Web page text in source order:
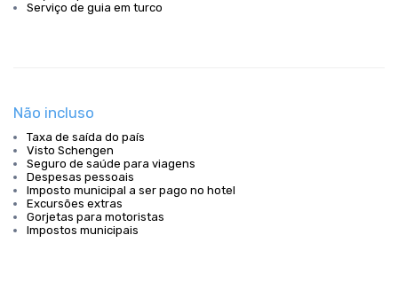
Serviço de guia em turco
Não incluso
Taxa de saída do país
Visto Schengen
Seguro de saúde para viagens
Despesas pessoais
Imposto municipal a ser pago no hotel
Excursões extras
Gorjetas para motoristas
Impostos municipais